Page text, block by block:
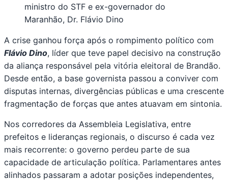
ministro do STF e ex-governador do
Maranhão, Dr. Flávio Dino
A crise ganhou força após o rompimento político com
Flávio Dino, líder que teve papel decisivo na construção
da aliança responsável pela vitória eleitoral de Brandão.
Desde então, a base governista passou a conviver com
disputas internas, divergências públicas e uma crescente
fragmentação de forças que antes atuavam em sintonia.
Nos corredores da Assembleia Legislativa, entre
prefeitos e lideranças regionais, o discurso é cada vez
mais recorrente: o governo perdeu parte de sua
capacidade de articulação política. Parlamentares antes
alinhados passaram a adotar posições independentes,